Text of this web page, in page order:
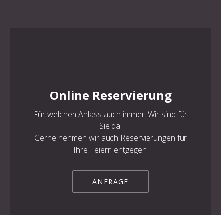
Online Reservierung
Für welchen Anlass auch immer. Wir sind für
Sie da!
Gerne nehmen wir auch Reservierungen für
Ihre Feiern entgegen.
ANFRAGE